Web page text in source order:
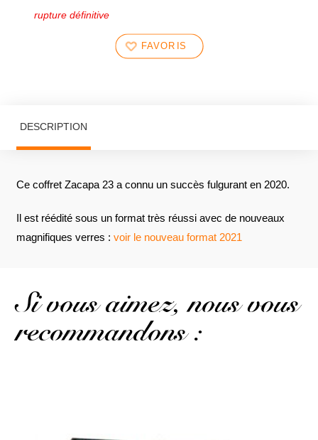
rupture définitive
FAVORIS
DESCRIPTION
Ce coffret Zacapa 23 a connu un succès fulgurant en 2020.
Il est réédité sous un format très réussi avec de nouveaux
magnifiques verres : voir le nouveau format 2021
Si vous aimez, nous vous
recommandons :